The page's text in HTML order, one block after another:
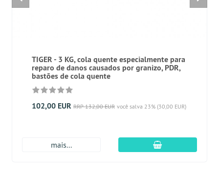
TIGER - 3 KG, cola quente especialmente para
reparo de danos causados por granizo, PDR,
bastões de cola quente
102,00 EUR RRP 132,00 EUR você salva 23% (30,00 EUR)
mais... Adicionar ao